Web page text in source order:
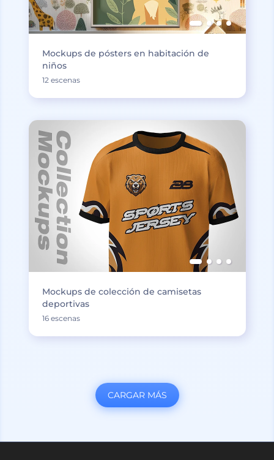
Mockups de pósters en habitación de
niños
12 escenas
Mockups de colección de camisetas
deportivas
16 escenas
CARGAR MÁS